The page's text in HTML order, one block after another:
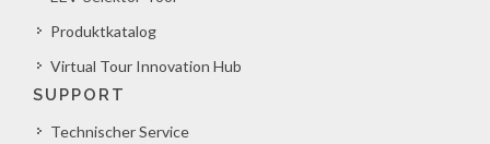
Produktkatalog
Virtual Tour Innovation Hub
SUPPORT
Technischer Service